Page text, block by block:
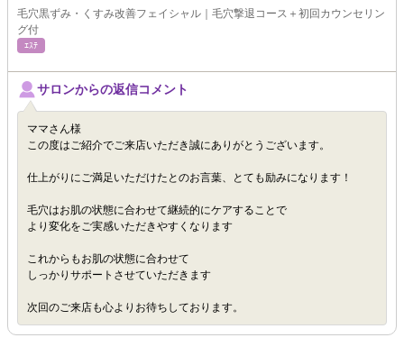
毛穴黒ずみ・くすみ改善フェイシャル｜毛穴撃退コース＋初回カウンセリン
グ付
ｴｽﾃ
サロンからの返信コメント
ママさん様
この度はご紹介でご来店いただき誠にありがとうございます。
仕上がりにご満足いただけたとのお言葉、とても励みになります！
毛穴はお肌の状態に合わせて継続的にケアすることで
より変化をご実感いただきやすくなります
これからもお肌の状態に合わせて
しっかりサポートさせていただきます
次回のご来店も心よりお待ちしております。